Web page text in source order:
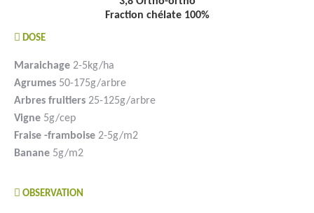
Fraction chélate 100%
DOSE
Maraichage 2-5kg/ha
Agrumes 50-175g/arbre
Arbres fruitiers 25-125g/arbre
Vigne 5g/cep
Fraise -framboise 2-5g/m2
Banane 5g/m2
OBSERVATION